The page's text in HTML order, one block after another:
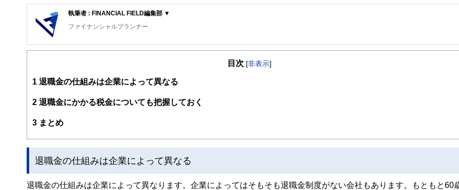
執筆者 : FINANCIAL FIELD編集部 ▼
ファイナンシャルプランナー
FinancialField編集部は、金融、経済に関する記事を、日々の暮らしにどのような影響を与えるかという視点で、お金の知識がない方でも理解
案から記事掲載まですべての工程に関わることで、読者目線のコンテンツを追求しています。
FinancialFieldの特徴は、ファイナンシャルプランナー、弁護士、税理士、宅地建物取引士、相続診断士、住宅ローンアドバイザー、DCプラ
ー、公認会計士、社会保険労務士、行政書士、投資アナリスト、キャリアコンサルタントなど150名以上の有資格者を執筆者・監修者として
私たちは、快適でより良い生活のアイデアを提供するお金のコンシェルジュを目指します。
目次 [非表示]
1 退職金の仕組みは企業によって異なる
2 退職金にかかる税金についても把握しておく
3 まとめ
退職金の仕組みは企業によって異なる
退職金の仕組みは企業によって異なります。企業によってはそもそも退職金制度がない会社もあります。もともと60